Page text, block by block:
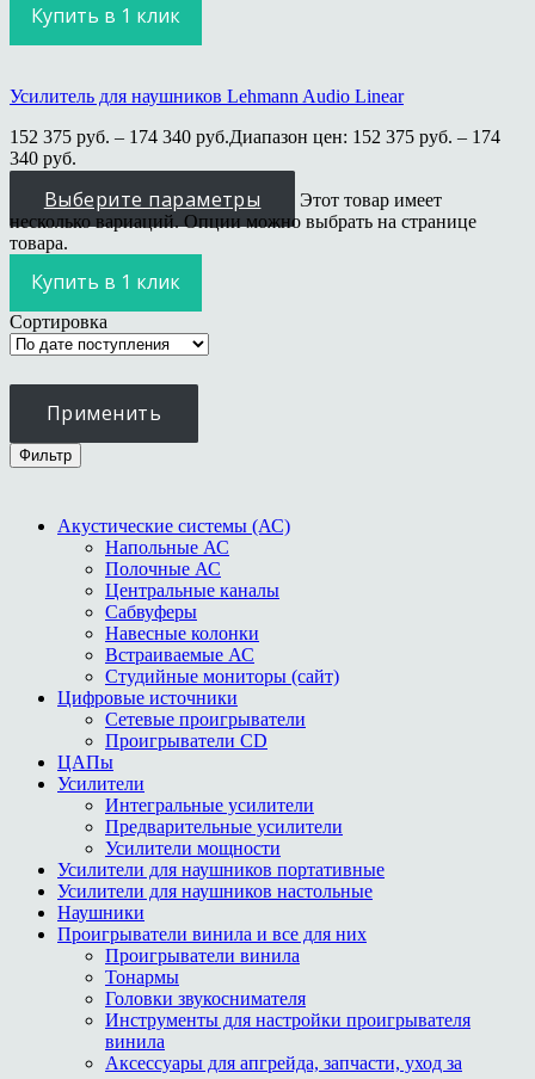
Купить в 1 клик
Усилитель для наушников Lehmann Audio Linear
152 375 руб. – 174 340 руб.Диапазон цен: 152 375 руб. – 174
340 руб.
Выберите параметры
Этот товар имеет
несколько вариаций. Опции можно выбрать на странице
товара.
Купить в 1 клик
Сортировка
Применить
Фильтр
Акустические системы (АС)
Напольные АС
Полочные АС
Центральные каналы
Сабвуферы
Навесные колонки
Встраиваемые АС
Студийные мониторы (сайт)
Цифровые источники
Сетевые проигрыватели
Проигрыватели СD
ЦАПы
Усилители
Интегральные усилители
Предварительные усилители
Усилители мощности
Усилители для наушников портативные
Усилители для наушников настольные
Наушники
Проигрыватели винила и все для них
Проигрыватели винила
Тонармы
Головки звукоснимателя
Инструменты для настройки проигрывателя
винила
Аксессуары для апгрейда, запчасти, уход за